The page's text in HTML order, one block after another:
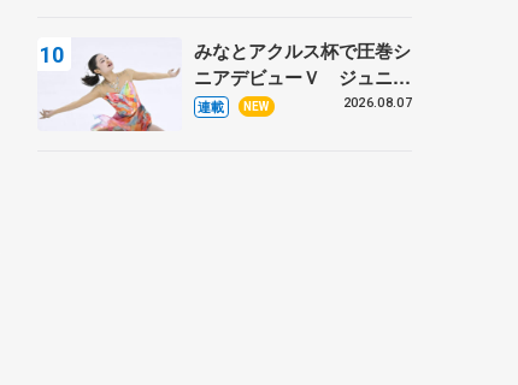
みなとアクルス杯で圧巻シ
ニアデビューＶ ジュニア
で４シーズン無敗の島田麻
連載 NEW 2026.08.07